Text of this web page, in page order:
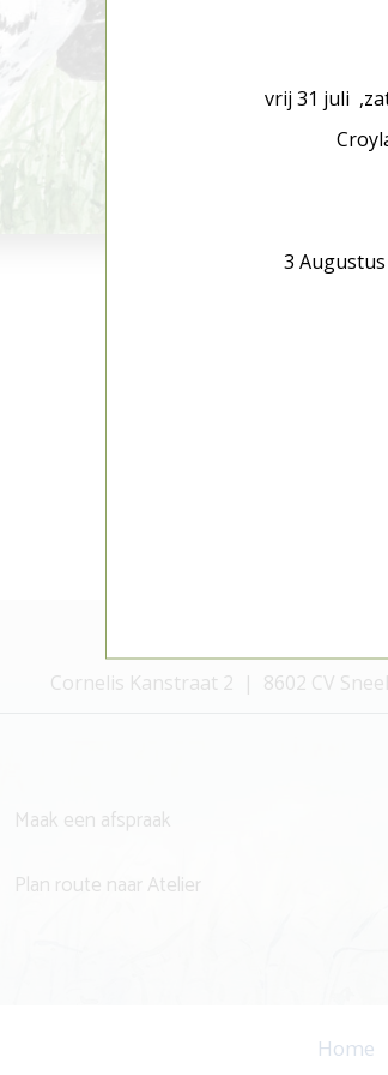
Cornelis Kanstraat 2 8602 CV
Maak een afspraak
Plan route naar Atelier
Home
Huis en
vrij 31 juli ,zat 1
Croylaan 14
3 Augustus
10.00 -